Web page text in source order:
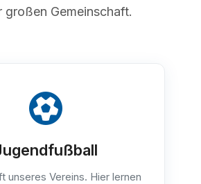
großen Gemeinschaft.
unseres Vereins. Hier lernen